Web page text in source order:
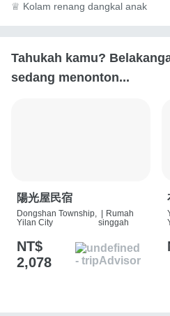
♕ Kolam renang dangkal anak
Tahukah kamu?
sedang menonton...
陽光屋民宿
Dongshan Township,
Yilan City
| Rumah
singgah
NT$
2,078